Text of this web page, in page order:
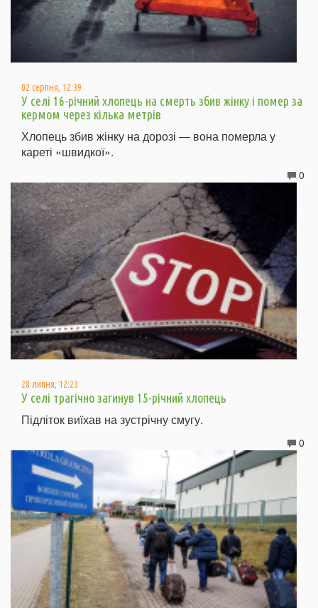
02 серпня, 12:39
У селі 16-річний хлопець на смерть збив жінку і помер за
кермом через кілька метрів
Хлопець збив жінку на дорозі — вона померла у
кареті «швидкої».
0
28 липня, 12:23
У селі трагічно загинув 15-річний хлопець
Підліток виїхав на зустрічну смугу.
0